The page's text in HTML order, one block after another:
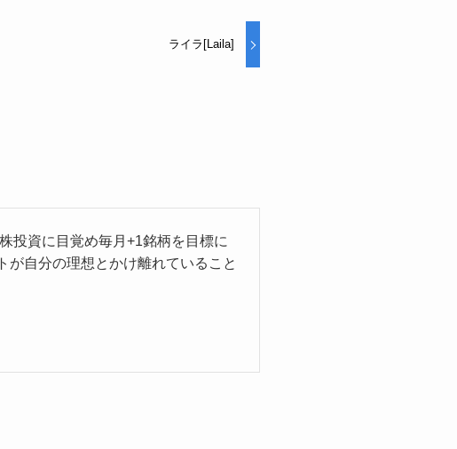
ライラ[Laila]
投資に目覚め毎月+1銘柄を目標に
が自分の理想とかけ離れていること